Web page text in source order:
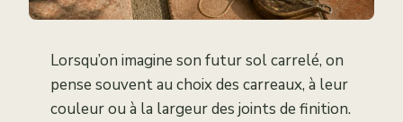
Lorsqu’on imagine son futur sol carrelé, on
pense souvent au choix des carreaux, à leur
couleur ou à la largeur des joints de finition.